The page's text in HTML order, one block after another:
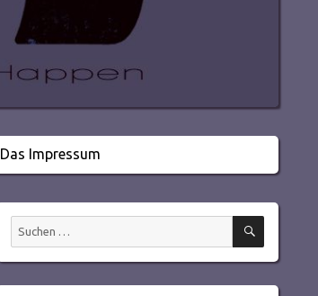
Das Impressum
Suchen
SUCHEN